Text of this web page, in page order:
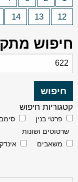
12
13
14
חיפוש
קטגוריות חיפוש
פרטי בנין
שרטוטים ושונות
משאבים